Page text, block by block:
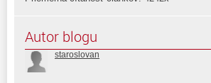
Autor blogu
staroslovan